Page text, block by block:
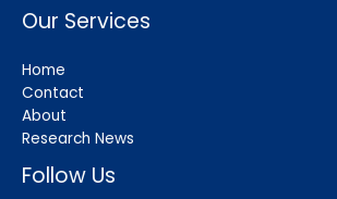
Our Services
Home
Contact
About
Research News
Follow Us